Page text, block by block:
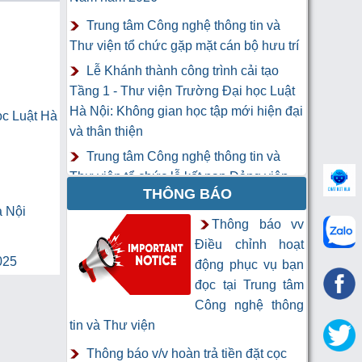
Luật Hà
Nội
Trung tâm Công nghệ thông tin và
Thư viện tổ chức gặp mặt cán bộ hưu trí
Lễ Khánh thành công trình cải tạo
Tầng 1 - Thư viện Trường Đại học Luật
Hà Nội: Không gian học tập mới hiện đại
và thân thiện
Trung tâm Công nghệ thông tin và
Thư viện tổ chức lễ kết nạp Đảng viên
Khai mạc Khóa học “Trí tuệ nhân tạo
cho chuyên gia thông tin và thư viện”
THÔNG BÁO
Thông báo vv
Điều chỉnh hoạt
động phục vụ bạn
đọc tại Trung tâm
Công nghệ thông
tin và Thư viện
Thông báo v/v hoàn trả tiền đặt cọc